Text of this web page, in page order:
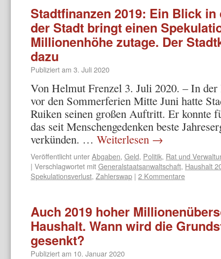
Stadtfinanzen 2019: Ein Blick
der Stadt bringt einen
Millionenhöhe zutage. Der
dazu
Publiziert am 3. Juli 2020
Von Helmut Frenzel 3. Juli 2020. – In der
vor den Sommerferien Mitte Juni hatte
Ruiken seinen großen Auftritt. Er konnte
das seit Menschengedenken beste
verkünden. … Weiterlesen →
Veröffentlicht unterAbgaben, Geld, Politik, Rat und
| Verschlagwortet mitGeneralstaatsanwaltschaft, Haushalt
Spekulationsverlust, Zahlerswap | 2 Kommentare
Auch 2019 hoher
Haushalt. Wann wird die
gesenkt?
Publiziert am 10. Januar 2020